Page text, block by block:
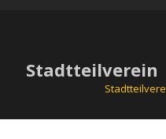
Stadtteilverein